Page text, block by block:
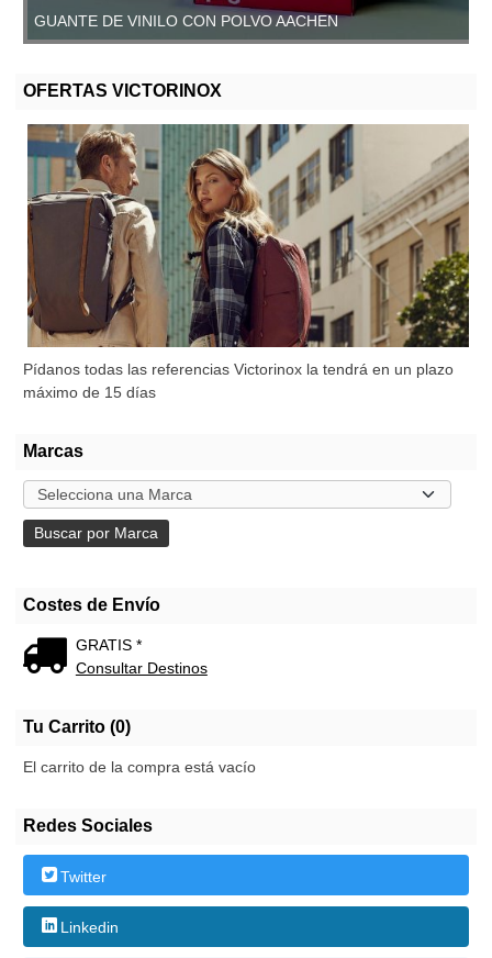
GUANTE DE VINILO CON POLVO AACHEN
GUANTE DE VINILO SIN POLVO, AACHEN
OFERTAS VICTORINOX
Pídanos todas las referencias Victorinox la tendrá en un plazo
máximo de 15 días
Marcas
Costes de Envío
GRATIS *
Consultar Destinos
Tu Carrito (0)
El carrito de la compra está vacío
Redes Sociales
Twitter
Linkedin